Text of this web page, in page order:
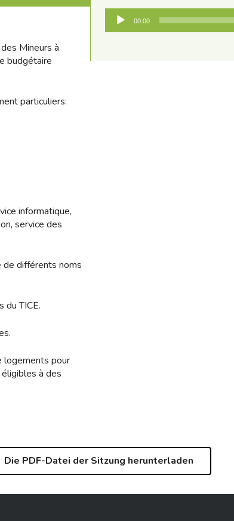
Mineurs à
budgétaire
particuliers:
informatique,
service des
de différents noms
du TICE.
logements pour
à des
Audio-
Player
00:00
Die PDF-Datei der Sitzung herunterladen